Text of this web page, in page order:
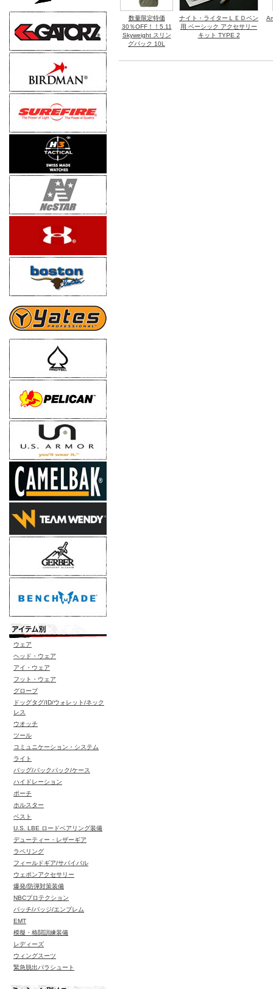
数量限定特価
30％OFF！！5.11
Skyweight スリン
グパック 10L
ナイト・ライターＬＥＤペン
用 ベーシック アクセサリー
キット TYPE 2
ウェア
ヘッド・ウェア
アイ・ウェア
フット・ウェア
グローブ
ドッグタグ/ID/ウォレット/ネック
レス
ウオッチ
ツール
コミュニケーション・システム
ライト
バッグ/バックパック/ケース
ハイドレーション
ポーチ
ホルスター
ベスト
U.S. LBE ロードベアリング装備
デューティー・レザーギア
ラペリング
フィールドギア/サバイバル
ウェポンアクセサリー
爆発/防弾対策装備
NBCプロテクション
パッチ/バッジ/エンブレム
EMT
模擬・格闘訓練装備
レディーズ
ウィングスーツ
緊急脱出パラシュート